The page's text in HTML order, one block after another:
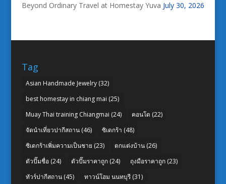
Beyond Ordinary Travel at Homestay Yuva July 30, 2026
Tag
Asian Handmade Jewelry(32)
best homestay in chiang mai (25)
Muay Thai training Chiangmai (24) คอนโด (22)
จัดนำเที่ยวปากีสถาน(46) ซิเดกร้า (48)
ซิเดกร้าเพิ่มความเป็นชาย (23) ตกแต่งบ้าน(26)
ตัวปั๊มชื่อ(24) ตัวปั๊มราคาถูก(24) ถุงมือราคาถูก(23)
ทัวร์ปากีสถาน(45) ทาวน์โฮม นนทบุรี(31)